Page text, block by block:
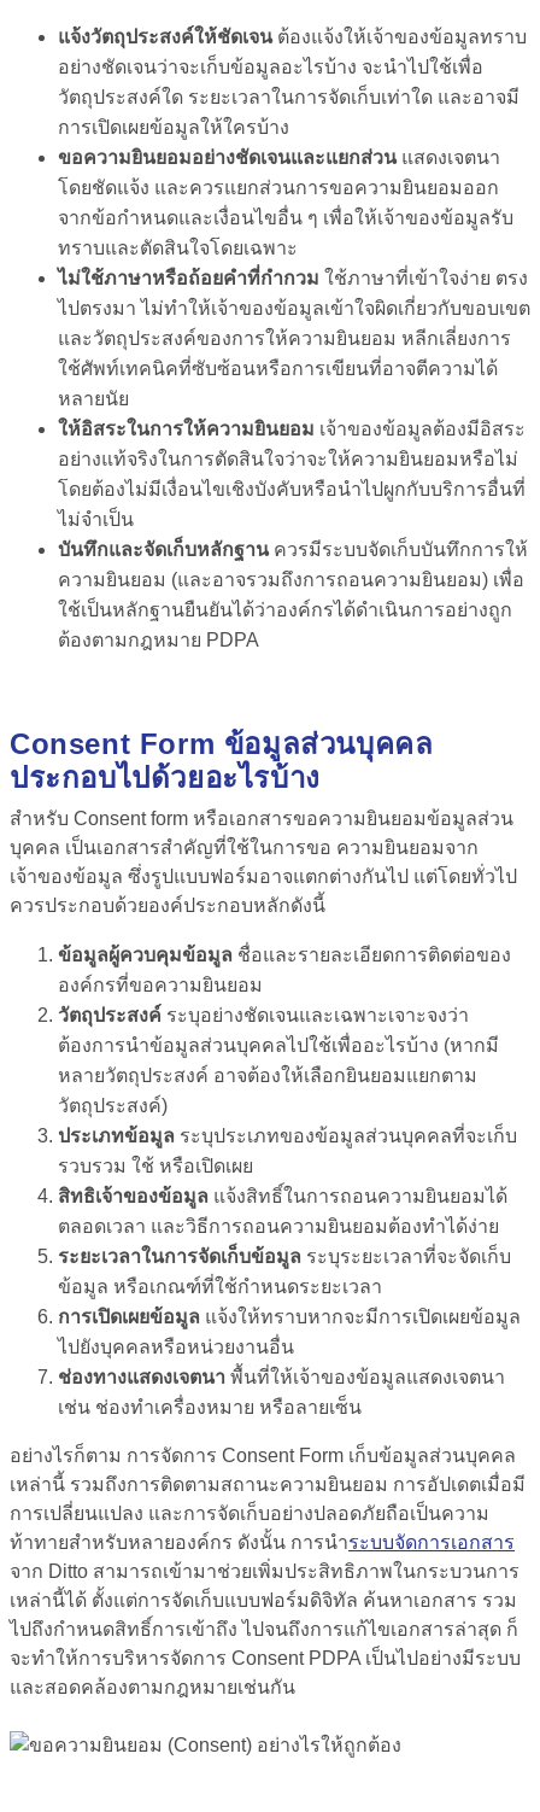
แจ้งวัตถุประสงค์ให้ชัดเจนต้องแจ้งให้เจ้าของข้อมูลทราบ
อย่างชัดเจนว่าจะเก็บข้อมูลอะไรบ้าง จะนำไปใช้เพื่อ
วัตถุประสงค์ใด ระยะเวลาในการจัดเก็บเท่าใด และอาจมี
การเปิดเผยข้อมูลให้ใครบ้าง
ขอความยินยอมอย่างชัดเจนและแยกส่วนแสดงเจตนา
โดยชัดแจ้ง และควรแยกส่วนการขอความยินยอมออก
จากข้อกำหนดและเงื่อนไขอื่น ๆ เพื่อให้เจ้าของข้อมูลรับ
ทราบและตัดสินใจโดยเฉพาะ
ไม่ใช้ภาษาหรือถ้อยคำที่กำกวม ใช้ภาษาที่เข้าใจง่าย ตรง
ไปตรงมา ไม่ทำให้เจ้าของข้อมูลเข้าใจผิดเกี่ยวกับขอบเขต
และวัตถุประสงค์ของการให้ความยินยอม หลีกเลี่ยงการ
ใช้ศัพท์เทคนิคที่ซับซ้อนหรือการเขียนที่อาจตีความได้
หลายนัย
ให้อิสระในการให้ความยินยอม เจ้าของข้อมูลต้องมีอิสระ
อย่างแท้จริงในการตัดสินใจว่าจะให้ความยินยอมหรือไม่
โดยต้องไม่มีเงื่อนไขเชิงบังคับหรือนำไปผูกกับบริการอื่นที่
ไม่จำเป็น
บันทึกและจัดเก็บหลักฐานควรมีระบบจัดเก็บบันทึกการให้
ความยินยอม (และอาจรวมถึงการถอนความยินยอม) เพื่อ
ใช้เป็นหลักฐานยืนยันได้ว่าองค์กรได้ดำเนินการอย่างถูก
ต้องตามกฎหมาย PDPA
Consent Form ข้อมูลส่วนบุคคล
ประกอบไปด้วยอะไรบ้าง
สำหรับ Consent form หรือเอกสารขอความยินยอมข้อมูลส่วน
บุคคล เป็นเอกสารสำคัญที่ใช้ในการขอ ความยินยอมจาก
เจ้าของข้อมูล ซึ่งรูปแบบฟอร์มอาจแตกต่างกันไป แต่โดยทั่วไป
ควรประกอบด้วยองค์ประกอบหลักดังนี้
ข้อมูลผู้ควบคุมข้อมูล ชื่อและรายละเอียดการติดต่อของ
องค์กรที่ขอความยินยอม
วัตถุประสงค์ ระบุอย่างชัดเจนและเฉพาะเจาะจงว่า
ต้องการนำข้อมูลส่วนบุคคลไปใช้เพื่ออะไรบ้าง (หากมี
หลายวัตถุประสงค์ อาจต้องให้เลือกยินยอมแยกตาม
วัตถุประสงค์)
ประเภทข้อมูล ระบุประเภทของข้อมูลส่วนบุคคลที่จะเก็บ
รวบรวม ใช้ หรือเปิดเผย
สิทธิเจ้าของข้อมูล แจ้งสิทธิ์ในการถอนความยินยอมได้
ตลอดเวลา และวิธีการถอนความยินยอมต้องทำได้ง่าย
ระยะเวลาในการจัดเก็บข้อมูล ระบุระยะเวลาที่จะจัดเก็บ
ข้อมูล หรือเกณฑ์ที่ใช้กำหนดระยะเวลา
การเปิดเผยข้อมูล แจ้งให้ทราบหากจะมีการเปิดเผยข้อมูล
ไปยังบุคคลหรือหน่วยงานอื่น
ช่องทางแสดงเจตนา พื้นที่ให้เจ้าของข้อมูลแสดงเจตนา
เช่น ช่องทำเครื่องหมาย หรือลายเซ็น
อย่างไรก็ตาม การจัดการ Consent Form เก็บข้อมูลส่วนบุคคล
เหล่านี้ รวมถึงการติดตามสถานะความยินยอม การอัปเดตเมื่อมี
การเปลี่ยนแปลง และการจัดเก็บอย่างปลอดภัยถือเป็นความ
ท้าทายสำหรับหลายองค์กร ดังนั้น การนำระบบจัดการเอกสาร
จาก Ditto สามารถเข้ามาช่วยเพิ่มประสิทธิภาพในกระบวนการ
เหล่านี้ได้ ตั้งแต่การจัดเก็บแบบฟอร์มดิจิทัล ค้นหาเอกสาร รวม
ไปถึงกำหนดสิทธิ์การเข้าถึง ไปจนถึงการแก้ไขเอกสารล่าสุด ก็
จะทำให้การบริหารจัดการ Consent PDPA เป็นไปอย่างมีระบบ
และสอดคล้องตามกฎหมายเช่นกัน